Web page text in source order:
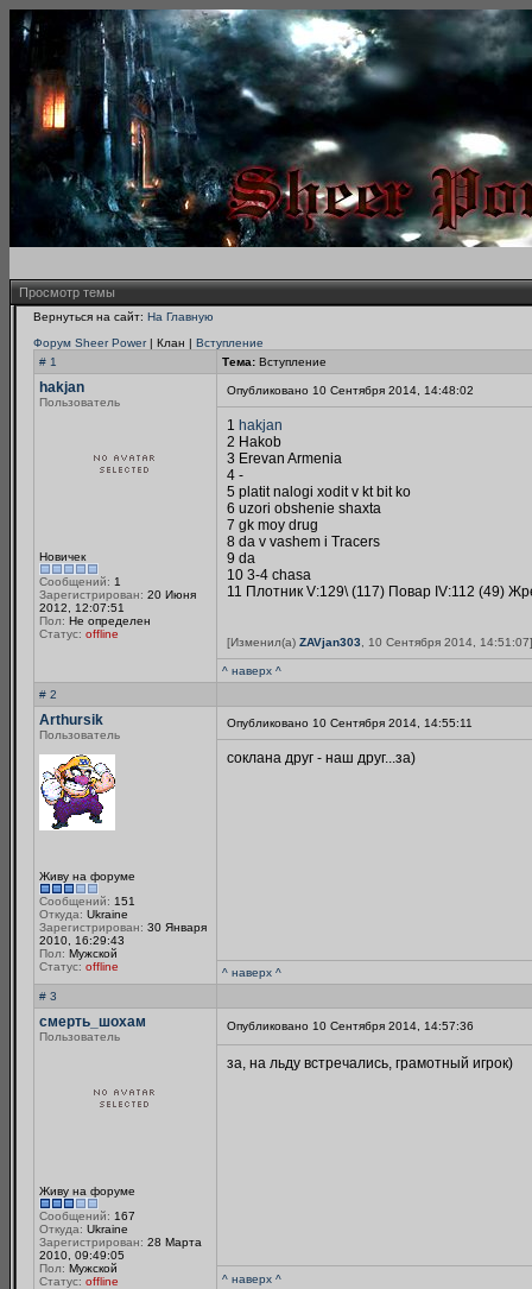
Просмотр темы
Вернуться на сайт: На Главную
Форум Sheer Power| Клан | Вступление
# 1
Тема: Вступление
hakjan
Пользователь
Новичек
Сообщений: 1
Зарегистрирован: 20 Июня
2012, 12:07:51
Пол: Не определен
Статус: offline
Опубликовано 10 Сентября 2014, 14:48:02
1 hakjan
2 Hakob
3 Erevan Armenia
4 -
5 platit nalogi xodit v kt bit ko
6 uzori obshenie shaxta
7 gk moy drug
8 da v vashem i Tracers
9 da
10 3-4 chasa
11 Плотник V:129\ (117) Повар IV:112 (49)
[Изменил(а) ZAVjan303 , 10 Сентября 2014, 14:51:07]
^ наверх ^
# 2
Arthursik
Пользователь
Живу на форуме
Сообщений: 151
Откуда: Ukraine
Зарегистрирован: 30 Января
2010, 16:29:43
Пол: Мужской
Статус: offline
Опубликовано 10 Сентября 2014, 14:55:11
соклана друг - наш друг...за)
^ наверх ^
# 3
смерть_шохам
Пользователь
Живу на форуме
Сообщений: 167
Откуда: Ukraine
Зарегистрирован: 28 Марта
2010, 09:49:05
Пол: Мужской
Статус: offline
Опубликовано 10 Сентября 2014, 14:57:36
за, на льду встречались, грамотный игрок)
^ наверх ^